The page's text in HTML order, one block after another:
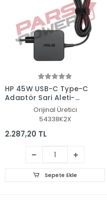
HP 45W USB-C Type-C
Adaptör Şarj Aleti-
Orijinal Üretici
54338K2X
2.287,20 TL
Sepete Ekle